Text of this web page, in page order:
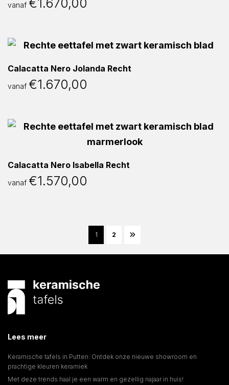
vanaf €1.670,00
Calacatta Nero Jolanda Recht
vanaf €1.670,00
Calacatta Nero Isabella Recht
vanaf €1.570,00
1 2
Lees meer
Keramische tafels in Putten: Ontdek onze nieuwe showroom en
prachtige kleuren keramiek
Met deze trends haal je een warm en gezellig najaar in huis!